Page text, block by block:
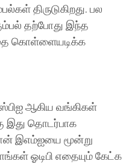
திருடுகிறது. பல
தற்போது இந்த
கொள்ளையடிக்க
ஆகிய வங்கிகள்
இது தொடர்பாக
இஎம்ஐயை மூன்று
ஓடிபி எதையும் கேட்க